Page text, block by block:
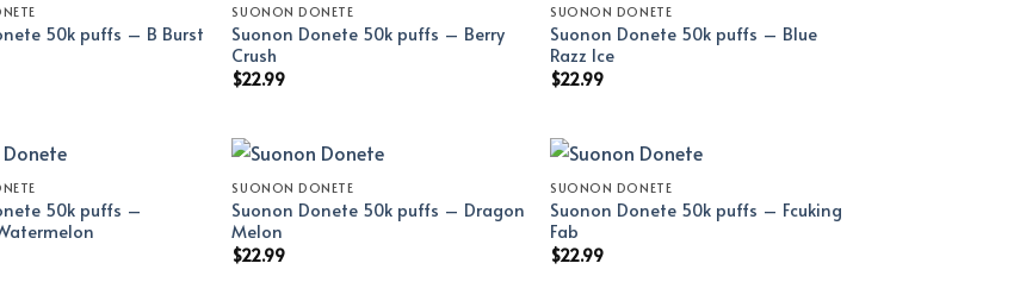
50k puffs – B Burst
SUONON DONETE
Suonon Donete 50k puffs – Berry
Crush
$22.99
SUONON DONETE
Suonon Donete 50k puffs – Blue
Razz Ice
$22.99
50k puffs –
SUONON DONETE
Suonon Donete 50k puffs – Dragon
Melon
$22.99
SUONON DONETE
Suonon Donete 50k puffs – Fcuking
Fab
$22.99